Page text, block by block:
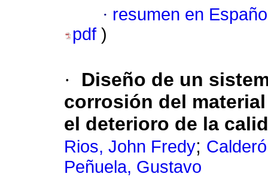
· resumen en
pdf )
·
Diseño de un
corrosión del
el deterioro de la
Rios, John Fredy;
Peñuela, Gustavo